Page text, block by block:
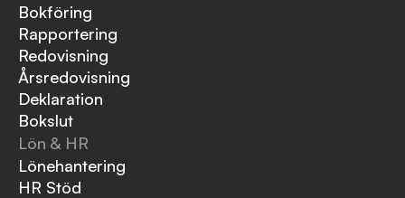
Bokföring
Rapportering
Redovisning
Årsredovisning
Deklaration
Bokslut
Lön & HR
Lönehantering
HR Stöd